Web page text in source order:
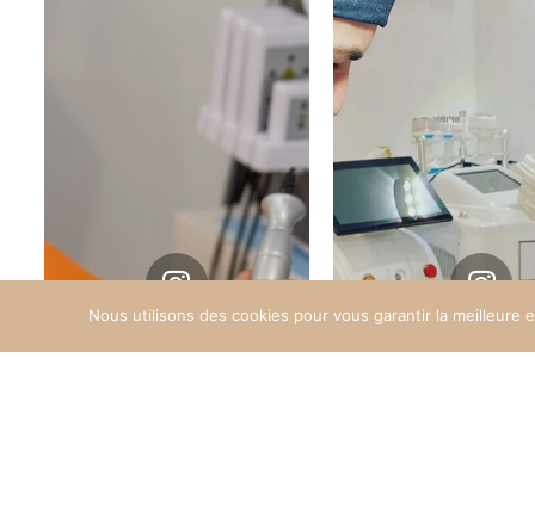
Instagram
@divin_addict @divin_addict
Nous utilisons des cookies pour vous garantir la